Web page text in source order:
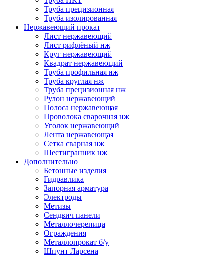
Труба прецизионная
Труба изолированная
Нержавеющий прокат
Лист нержавеющий
Лист рифлёный нж
Круг нержавеющий
Квадрат нержавеющий
Труба профильная нж
Труба круглая нж
Труба прецизионная нж
Рулон нержавеющий
Полоса нержавеющая
Проволока сварочная нж
Уголок нержавеющий
Лента нержавеющая
Сетка сварная нж
Шестигранник нж
Дополнительно
Бетонные изделия
Гидравлика
Запорная арматура
Электроды
Метизы
Сендвич панели
Металлочерепица
Ограждения
Металлопрокат б/у
Шпунт Ларсена